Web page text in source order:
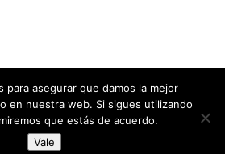
Andaluz de Estudios y Entrenamiento
para asegurar que damos la mejor
en nuestra web. Si sigues utilizando
que estás de acuerdo.
Vale